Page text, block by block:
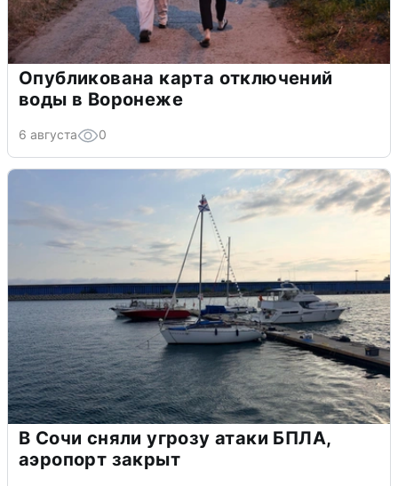
Опубликована карта отключений
воды в Воронеже
6 августа 0
В Сочи сняли угрозу атаки БПЛА,
аэропорт закрыт